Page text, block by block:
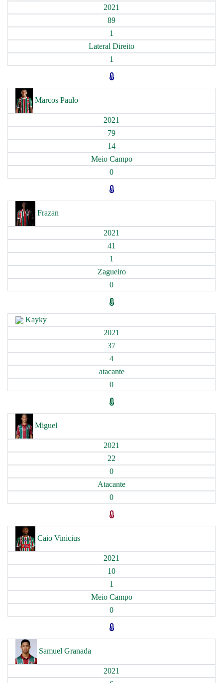
2021
89
1
Lateral Direito
1
Marcos Paulo
2021
79
14
Meio Campo
0
Frazan
2021
41
1
Zagueiro
0
Kayky
2021
37
4
atacante
0
Miguel
2021
22
0
Atacante
0
Caio Vinicius
2021
10
1
Meio Campo
0
Samuel Granada
2021